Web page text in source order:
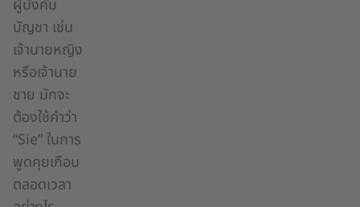
ผู้บังคับ
บัญชา เช่น
เจ้านายหญิง
หรือเจ้านาย
ชาย มักจะ
ต้องใช้คำว่า
“Sie” ในการ
พูดคุยเกือบ
ตลอดเวลา